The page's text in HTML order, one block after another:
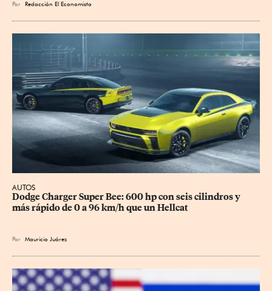
Por Redacción El Economista
AUTOS
Dodge Charger Super Bee: 600 hp con seis cilindros y
más rápido de 0 a 96 km/h que un Hellcat
Por Mauricio Juárez